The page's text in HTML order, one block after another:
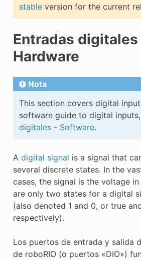
stableversion for the current
Entradas
Hardware
Nota
This section covers digital
software guide to digital
digitales - Software.
A digital signal is a signal that
several discrete states. In the
cases, the signal is the voltage
are only two states for a digital
(also denoted 1 and 0, or true
respectively).
Los puertos de entrada y salida
de roboRIO (o puertos «DIO»)